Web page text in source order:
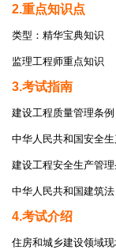
2.重点知识点
类型：精华宝典知识
监理工程师重点知识
3.考试指南
建设工程质量管理条例
中华人民共和国安全
建设工程安全生产管理
中华人民共和国建筑法
4.考试介绍
住房和城乡建设领域